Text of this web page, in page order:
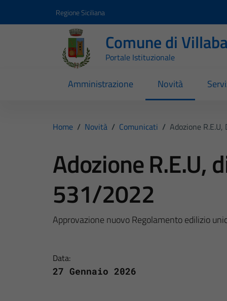
Regione Siciliana
Comune di
Portale Istituzionale
Amministrazione Novità
Home / Novità / Comunicati / Adozione
Adozione R.E.U,
531/2022
Approvazione nuovo Regolamento edilizio
Data:
27 Gennaio 2026